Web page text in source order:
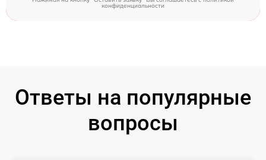
конфиденциальности
Ответы на популярные
вопросы